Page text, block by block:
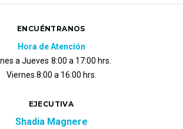
ENCUÉNTRANOS
Hora de Atención
a Jueves 8:00 a 17:00 hrs.
Viernes 8:00 a 16:00 hrs.
EJECUTIVA
Shadia Magnere